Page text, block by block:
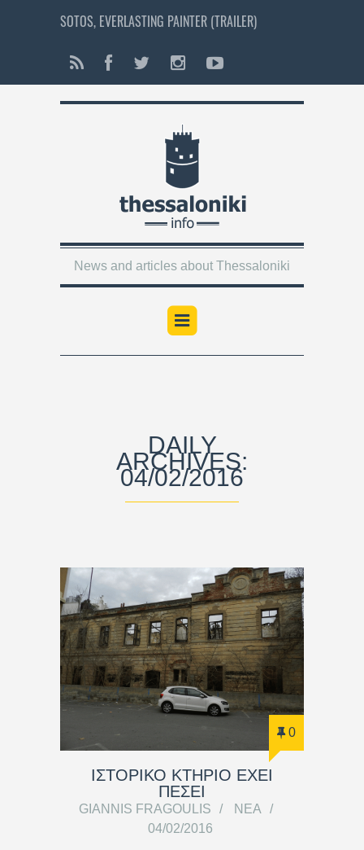
SOTOS, EVERLASTING PAINTER (TRAILER)
News and articles about Thessaloniki
DAILY
ARCHIVES:
04/02/2016
0
ΙΣΤΟΡΙΚΟ ΚΤΗΡΙΟ ΕΧΕΙ
ΠΕΣΕΙ
GIANNIS FRAGOULIS
ΝΈΑ
04/02/2016